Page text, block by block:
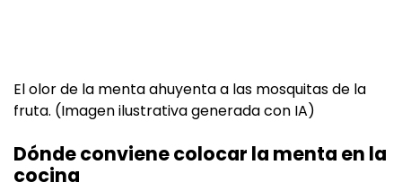
El olor de la menta ahuyenta a las mosquitas de la
fruta. (Imagen ilustrativa generada con IA)
Dónde conviene colocar la menta en la
cocina